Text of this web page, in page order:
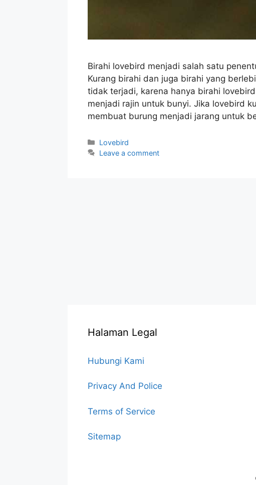
Birahi lovebird menjadi salah satu
Kurang birahi dan juga birahi yang
tidak terjadi, karena hanya birahi
menjadi rajin untuk bunyi. Jika lovebird
membuat burung menjadi jarang untuk
Categories
Lovebird
Leave a comment
Halaman Legal
Hubungi Kami
Privacy And Police
Terms of Service
Sitemap